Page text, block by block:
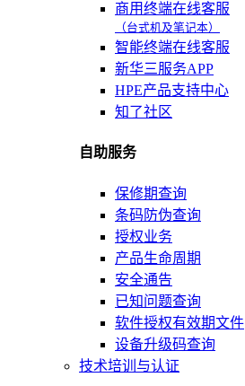
商用终端在线客服
（台式机及笔记本）
智能终端在线客服
新华三服务APP
HPE产品支持中心
知了社区
自助服务
保修期查询
条码防伪查询
授权业务
产品生命周期
安全通告
已知问题查询
软件授权有效期文件
设备升级码查询
技术培训与认证